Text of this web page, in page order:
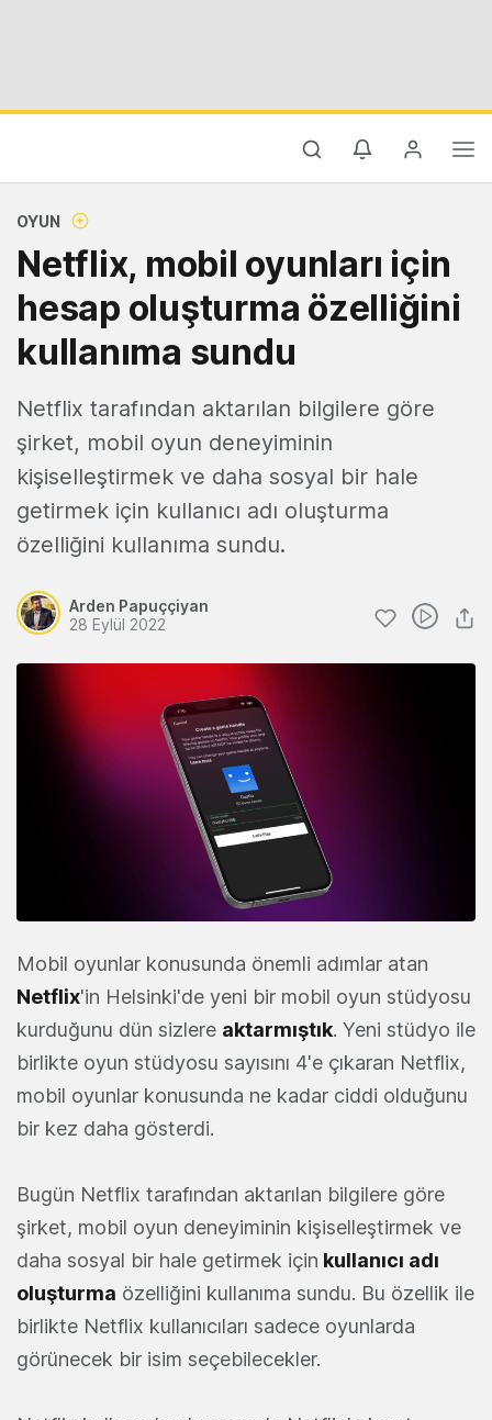
OYUN
Netflix, mobil oyunları için
hesap oluşturma özelliğini
kullanıma sundu
Netflix tarafından aktarılan bilgilere göre
şirket, mobil oyun deneyiminin
kişiselleştirmek ve daha sosyal bir hale
getirmek için kullanıcı adı oluşturma
özelliğini kullanıma sundu.
Arden Papuççiyan
28 Eylül 2022
Mobil oyunlar konusunda önemli adımlar atan
Netflix'in Helsinki'de yeni bir mobil oyun stüdyosu
kurduğunu dün sizlere aktarmıştık. Yeni stüdyo ile
birlikte oyun stüdyosu sayısını 4'e çıkaran Netflix,
mobil oyunlar konusunda ne kadar ciddi olduğunu
bir kez daha gösterdi.
Bugün Netflix tarafından aktarılan bilgilere göre
şirket, mobil oyun deneyiminin kişiselleştirmek ve
daha sosyal bir hale getirmek için kullanıcı adı
oluşturma özelliğini kullanıma sundu. Bu özellik ile
birlikte Netflix kullanıcıları sadece oyunlarda
görünecek bir isim seçebilecekler.